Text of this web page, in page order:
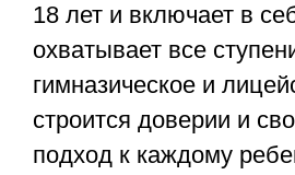
18 лет и включает в
охватывает все
гимназическое и
строится доверии и
подход к каждому